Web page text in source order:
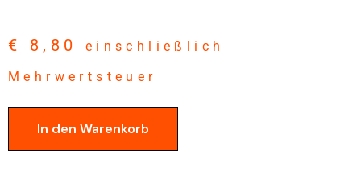
€ 8,80
einschließlich
Mehrwertsteuer
In den Warenkorb